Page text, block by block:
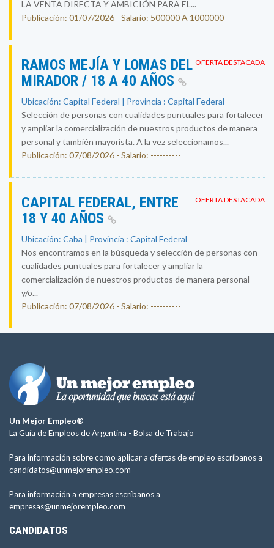
LA VENTA DIRECTA Y AMBICIÓN PARA EL...
Publicación: 01/07/2026 - Salario: 500000 A 1000000
OFERTA DESTACADA
RAMOS MEJÍA Y LOMAS DEL
MIRADOR / 18 A 40 AÑOS
Ubicación: Capital Federal | Provincia : Capital Federal
Selección de personas con cualidades puntuales para fortalecer
y ampliar la comercialización de nuestros productos de manera
personal y también mayorista. A la vez seleccionamos...
Publicación: 07/08/2026 - Salario: ----------
OFERTA DESTACADA
CAPITAL FEDERAL, ENTRE
18 Y 40 AÑOS
Ubicación: Caba | Provincia : Capital Federal
Nos encontramos en la búsqueda y selección de personas con
cualidades puntuales para fortalecer y ampliar la
comercialización de nuestros productos de manera personal
y/o...
Publicación: 07/08/2026 - Salario: ----------
Un Mejor Empleo®
La Guía de Empleos de Argentina - Bolsa de Trabajo
Para información sobre como aplicar a ofertas de empleo escríbanos a
candidatos@unmejorempleo.com
Para información a empresas escríbanos a
empresas@unmejorempleo.com
CANDIDATOS